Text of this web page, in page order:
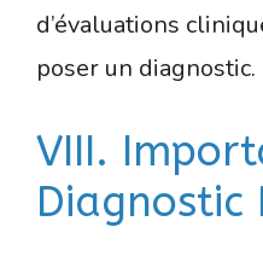
d’évaluations
poser un diagnostic.
VIII.
Diagnostic